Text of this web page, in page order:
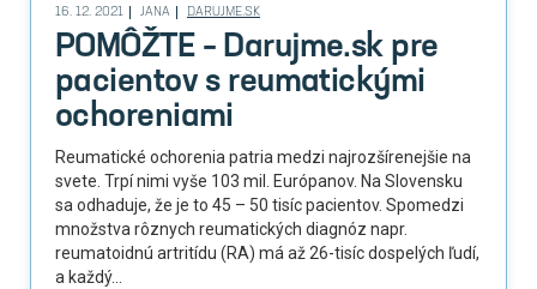
16. 12. 2021 JANA DARUJME.SK
POMÔŽTE – Darujme.sk pre
pacientov s reumatickými
ochoreniami
Reumatické ochorenia patria medzi najrozšírenejšie na
svete. Trpí nimi vyše 103 mil. Európanov. Na Slovensku
sa odhaduje, že je to 45 – 50 tisíc pacientov. Spomedzi
množstva rôznych reumatických diagnóz napr.
reumatoidnú artritídu (RA) má až 26-tisíc dospelých ľudí,
a každý...